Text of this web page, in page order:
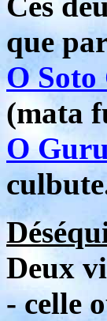
que
O
(mata
O
Deux
- celle